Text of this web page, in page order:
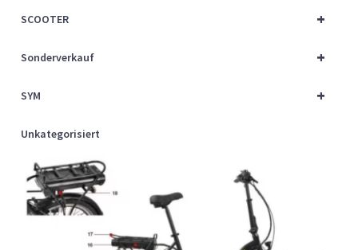
+
SCOOTER
+
Sonderverkauf
+
SYM
Unkategorisiert